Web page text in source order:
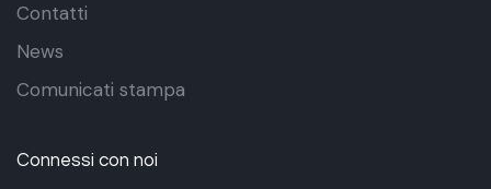
Contatti
News
Comunicati stampa
Connessi con noi